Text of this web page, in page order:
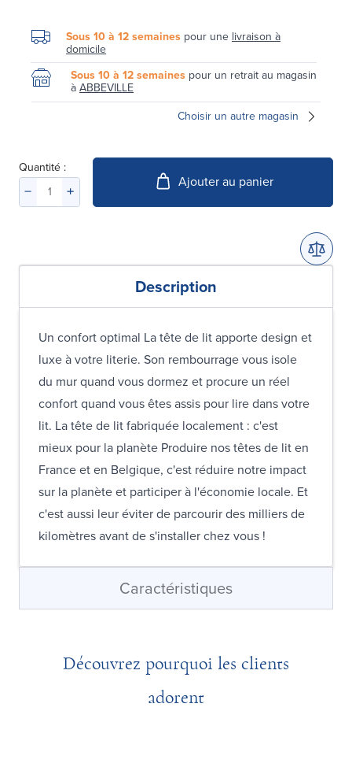
Sous 10 à 12 semaines pour une livraison à
domicile
Sous 10 à 12 semaines pour un retrait au magasin
àABBEVILLE
Choisir un autre magasin
Quantité :
Ajouter au panier
Description
Un confort optimal La tête de lit apporte design et
luxe à votre literie. Son rembourrage vous isole
du mur quand vous dormez et procure un réel
confort quand vous êtes assis pour lire dans votre
lit. La tête de lit fabriquée localement : c'est
mieux pour la planète Produire nos têtes de lit en
France et en Belgique, c'est réduire notre impact
sur la planète et participer à l'économie locale. Et
c'est aussi leur éviter de parcourir des milliers de
kilomètres avant de s'installer chez vous !
Caractéristiques
Découvrez pourquoi les clients
adorent